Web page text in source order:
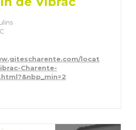
locat
Charente-